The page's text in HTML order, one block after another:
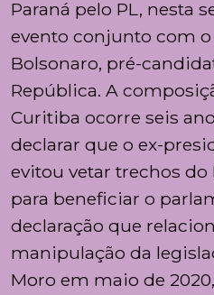
Paraná pelo PL, nesta
evento conjunto com o
Bolsonaro, pré-
República. A
Curitiba ocorre seis
declarar que o ex-
evitou vetar trechos
para beneficiar o
declaração que
manipulação da
Moro em maio de